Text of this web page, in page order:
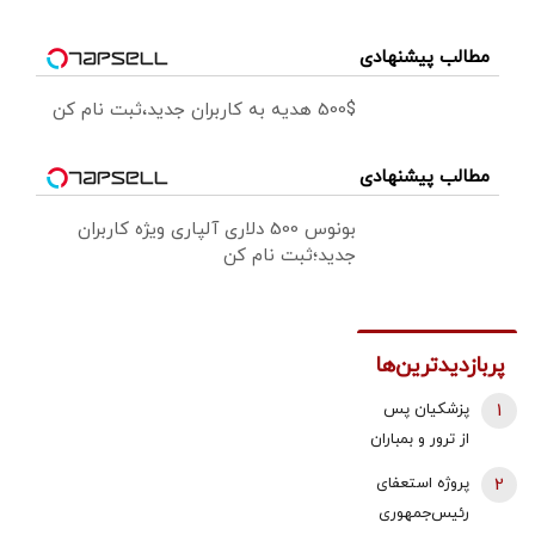
مطالب پیشنهادی
500$ هدیه به کاربران جدید،ثبت نام کن
مطالب پیشنهادی
بونوس 500 دلاری آلپاری ویژه کاربران
جدید؛ثبت نام کن
پربازدیدترین‌ها
پزشکیان پس
از ترور و بمباران
بلافاصله به
1
پروژه استعفای
رئیس‌جمهوری
2